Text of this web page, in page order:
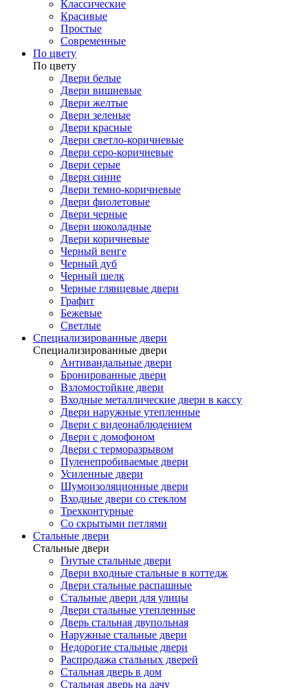
Классические
Красивые
Простые
Современные
По цвету
По цвету
Двери белые
Двери вишневые
Двери желтые
Двери зеленые
Двери красные
Двери светло-коричневые
Двери серо-коричневые
Двери серые
Двери синие
Двери темно-коричневые
Двери фиолетовые
Двери черные
Двери шоколадные
Двери коричневые
Черный венге
Черный дуб
Черный шелк
Черные глянцевые двери
Графит
Бежевые
Светлые
Специализированные двери
Специализированные двери
Антивандальные двери
Бронированные двери
Взломостойкие двери
Входные металлические двери в кассу
Двери наружные утепленные
Двери с видеонаблюдением
Двери с домофоном
Двери с терморазрывом
Пуленепробиваемые двери
Усиленные двери
Шумоизоляционные двери
Входные двери со стеклом
Трехконтурные
Со скрытыми петлями
Стальные двери
Стальные двери
Гнутые стальные двери
Двери входные стальные в коттедж
Двери стальные распашные
Стальные двери для улицы
Двери стальные утепленные
Дверь стальная двупольная
Наружные стальные двери
Недорогие стальные двери
Распродажа стальных дверей
Стальная дверь в дом
Стальная дверь на дачу